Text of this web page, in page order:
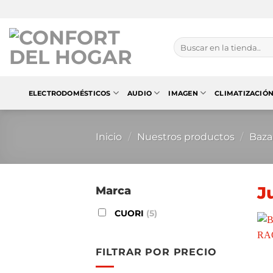
contenido
Buscar
por:
ELECTRODOMÉSTICOS AUDIO IMAGEN CLIMATIZACIÓN
Inicio / Nuestros productos /
Marca
CUORI (5)
FILTRAR POR PRECIO